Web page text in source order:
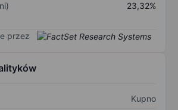
23,32%
przez
Kupno